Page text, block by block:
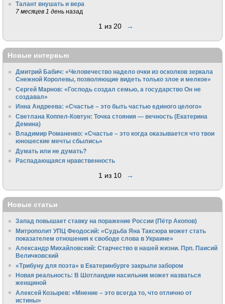
Талант внушать и вера
7 месяцев 1 день назад
1 из 20 →
Новые интервью
Дмитрий Бабич: «Человечество надело очки из осколков зеркала
Снежной Королевы, позволяющие видеть только злое и мелкое»
Сергей Марнов: «Господь создал семью, а государство Он не
создавал»
Инна Андреева: «Счастье – это быть частью единого целого»
Светлана Коппел-Ковтун: Точка стояния — вечность (Екатерина
Демина)
Владимир Романенко: «Счастье – это когда оказывается что твои
юношеские мечты сбылись»
Думать или не думать?
Распадающаяся нравственность
1 из 10 →
Новые статьи
Запад повышает ставку на поражение России (Пётр Акопов)
Митрополит УПЦ Феодосий: «Судьба Яна Таксюра может стать
показателем отношения к свободе слова в Украине»
Алек­сандр Михайловский: Старчество в нашей жизни. Прп. Паисий
Величковский
«Трибуну для поэта» в Екатеринбурге закрыли забором
Новая реальность: В Шотландии насильник может назваться
женщиной
Алексей Козырев: «Мнение – это всегда то, что отлично от
истины»